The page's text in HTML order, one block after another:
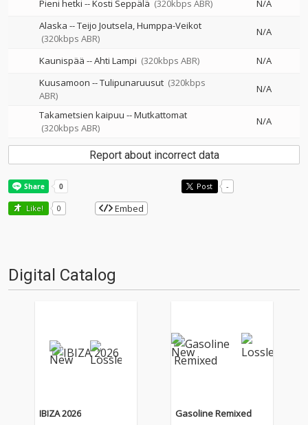
Pieni hetki --Kosti Seppälä (320kbps ABR)
N/A
Alaska --Teijo Joutsela Humppa-Veikot
(320kbps ABR)
N/A
Kaunispää --Ahti Lampi (320kbps ABR)
N/A
Kuusamoon --Tulipunaruusut (320kbps
ABR)
N/A
Takametsien kaipuu --Mutkattomat
(320kbps ABR)
N/A
Report about incorrect data
Post -
Like! 0 Embed
Digital Catalog
IBIZA 2026 Gasoline Remixed